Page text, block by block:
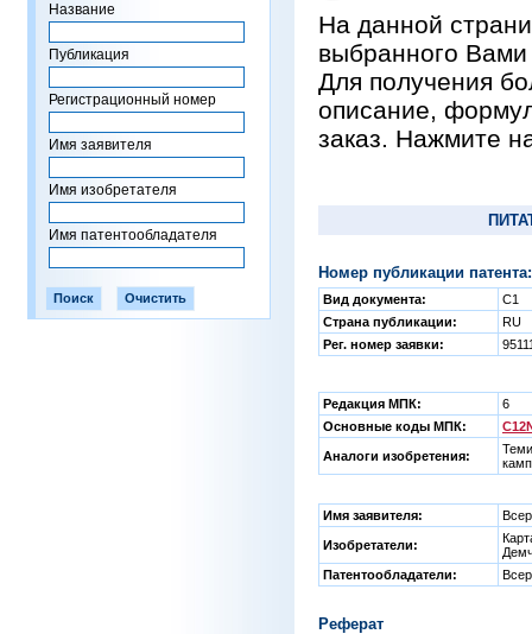
Название
Публикация
Регистрационный номер
Имя заявителя
Имя изобретателя
Имя патентообладателя
На данной
выбранного Вами
Для получения
описание,
заказ. Нажмите
Номер публикации
Вид документа:
C1
Страна публикации:
RU
Рег. номер заявки:
Редакция МПК:
6
Основные коды МПК:
Аналоги изобретения:
Имя заявителя:
Изобретатели:
Патентообладатели:
Реферат